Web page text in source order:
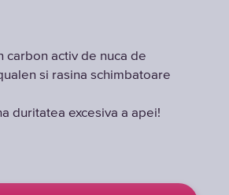
carbon activ de nuca de
si rasina schimbatoare
duritatea excesiva a apei!
carbon activ de nuca de
si rasina schimbatoare
duritatea excesiva a apei!